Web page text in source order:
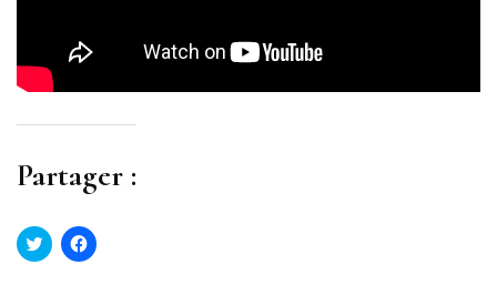
Partager :
Cliquez
pour
Cliquez
pour